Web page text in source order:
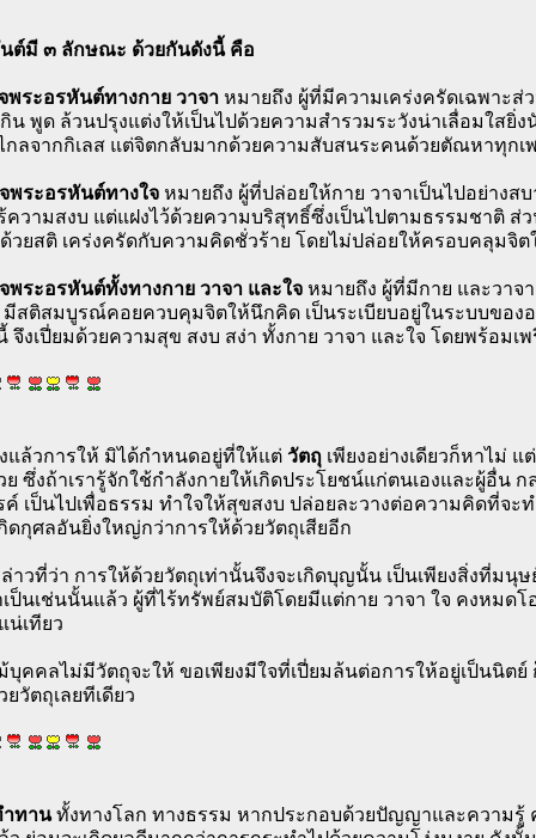
ต์มี ๓ ลักษณะ ด้วยกันดังนี้ คือ
พระอรหันต์ทางกาย วาจาหมายถึง ผู้ที่มีความเคร่งครัดเฉพาะส่
น พูด ล้วนปรุงแต่งให้เป็นไปด้วยความสำรวมระวังน่าเลื่อมใสยิ่ง
กลจากกิเลส แต่จิตกลับมากด้วยความสับสนระคนด้วยตัณหาทุกเ
พระอรหันต์ทางใจหมายถึง ผู้ที่ปล่อยให้กาย วาจาเป็นไปอย่างสบ
ความสงบ แต่แฝงไว้ด้วยความบริสุทธิ์ซึ่งเป็นไปตามธรรมชาติ ส่
ยสติ เคร่งครัดกับความคิดชั่วร้าย โดยไม่ปล่อยให้ครอบคลุมจิต
พระอรหันต์ทั้งทางกาย วาจา และใจหมายถึง ผู้ที่มีกาย และวาจ
สติสมบูรณ์คอยควบคุมจิตให้นึกคิด เป็นระเบียบอยู่ในระบบของอ
งเปี่ยมด้วยความสุข สงบ สง่า ทั้งกาย วาจา และใจ โดยพร้อมเพ
แล้วการให้ มิได้กำหนดอยู่ที่ให้แต่ วัตถุเพียงอย่างเดียวก็หาไม่ แ
ย ซึ่งถ้าเรารู้จักใช้กำลังกายให้เกิดประโยชน์แก่ตนเองและผู้อื่น ก
ค์ เป็นไปเพื่อธรรม ทำใจให้สุขสงบ ปล่อยละวางต่อความคิดที่จะ
ดกุศลอันยิ่งใหญ่กว่าการให้ด้วยวัตถุเสียอีก
าวที่ว่า การให้ด้วยวัตถุเท่านั้นจึงจะเกิดบุญนั้น เป็นเพียงสิ่งที่มนุ
เป็นเช่นนั้นแล้ว ผู้ที่ไร้ทรัพย์สมบัติโดยมีแต่กาย วาจา ใจ คงหมด
เทียว
คคลไม่มีวัตถุจะให้ ขอเพียงมีใจที่เปี่ยมล้นต่อการให้อยู่เป็นนิตย์
วัตถุเลยทีเดียว
ำทานทั้งทางโลก ทางธรรม หากประกอบด้วยปัญญาและความรู้